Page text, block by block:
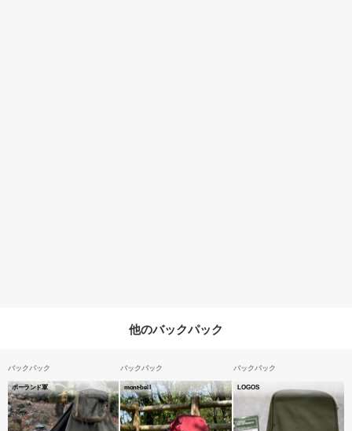
他のバックパック
バックパック
ポーランド軍
バックパック
mont-bell
バックパック
LOGOS